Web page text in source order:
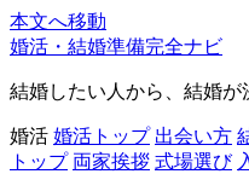
本文へ移動
婚活・結婚準備完全ナビ
結婚したい人から、結婚が
婚活 婚活トップ 出会い方
トップ 両家挨拶 式場選び